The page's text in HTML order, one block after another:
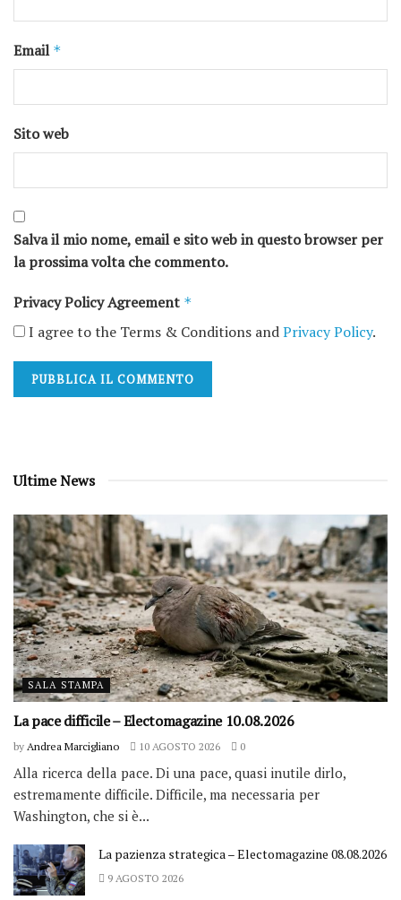
Email *
Sito web
Salva il mio nome, email e sito web in questo browser per
la prossima volta che commento.
Privacy Policy Agreement *
I agree to the Terms & Conditions andPrivacy Policy.
Ultime News
SALA STAMPA
La pace difficile – Electomagazine 10.08.2026
by Andrea Marcigliano 10 AGOSTO 2026 0
Alla ricerca della pace. Di una pace, quasi inutile dirlo,
estremamente difficile. Difficile, ma necessaria per
Washington, che si è...
La pazienza strategica – Electomagazine 08.08.2026
9 AGOSTO 2026